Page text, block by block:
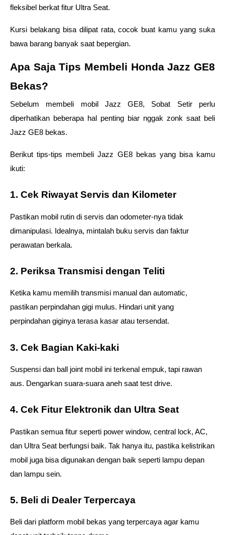
fleksibel berkat fitur Ultra Seat.
Kursi belakang bisa dilipat rata, cocok buat kamu yang suka
bawa barang banyak saat bepergian.
Apa Saja Tips Membeli Honda Jazz GE8
Bekas?
Sebelum membeli mobil Jazz GE8, Sobat Setir perlu
diperhatikan beberapa hal penting biar nggak zonk saat beli
Jazz GE8 bekas.
Berikut tips-tips membeli Jazz GE8 bekas yang bisa kamu
ikuti:
1. Cek Riwayat Servis dan Kilometer
Pastikan mobil rutin di servis dan odometer-nya tidak
dimanipulasi. Idealnya, mintalah buku servis dan faktur
perawatan berkala.
2. Periksa Transmisi dengan Teliti
Ketika kamu memilih transmisi manual dan automatic,
pastikan perpindahan gigi mulus. Hindari unit yang
perpindahan giginya terasa kasar atau tersendat.
3. Cek Bagian Kaki-kaki
Suspensi dan ball joint mobil ini terkenal empuk, tapi rawan
aus. Dengarkan suara-suara aneh saat test drive.
4. Cek Fitur Elektronik dan Ultra Seat
Pastikan semua fitur seperti power window, central lock, AC,
dan Ultra Seat berfungsi baik. Tak hanya itu, pastika kelistrikan
mobil juga bisa digunakan dengan baik seperti lampu depan
dan lampu sein.
5. Beli di Dealer Terpercaya
Beli dari platform mobil bekas yang terpercaya agar kamu